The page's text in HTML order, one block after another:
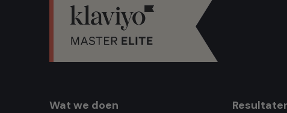
Wat we doen